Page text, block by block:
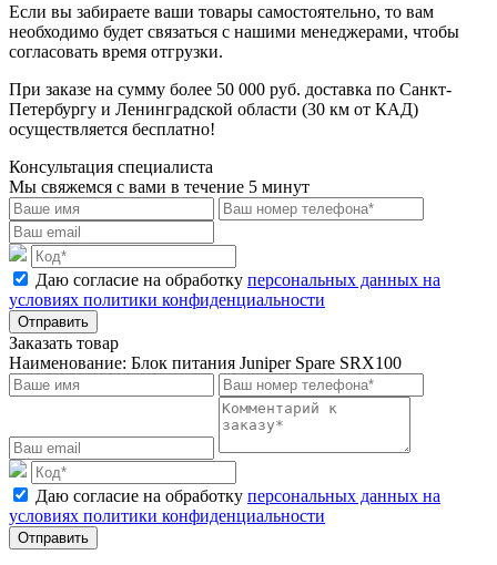
Если вы забираете ваши товары самостоятельно, то вам
необходимо будет связаться с нашими менеджерами, чтобы
согласовать время отгрузки.
При заказе на сумму более 50 000 руб. доставка по Санкт-
Петербургу и Ленинградской области (30 км от КАД)
осуществляется бесплатно!
Консультация специалиста
Мы свяжемся с вами в течение 5 минут
Даю согласие на обработку персональных данных на
условиях политики конфиденциальности
Отправить
Заказать товар
Наименование: Блок питания Juniper Spare SRX100
Даю согласие на обработку персональных данных на
условиях политики конфиденциальности
Отправить